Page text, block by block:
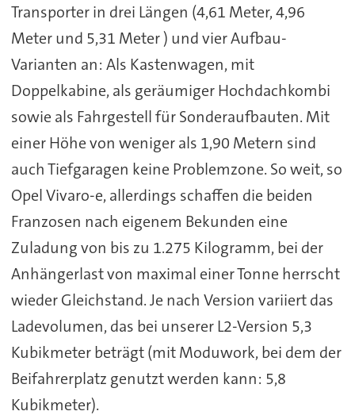
Transporter in drei Längen (4,61 Meter, 4,96
Meter und 5,31 Meter ) und vier Aufbau-
Varianten an: Als Kastenwagen, mit
Doppelkabine, als geräumiger Hochdachkombi
sowie als Fahrgestell für Sonderaufbauten. Mit
einer Höhe von weniger als 1,90 Metern sind
auch Tiefgaragen keine Problemzone. So weit, so
Opel Vivaro-e, allerdings schaffen die beiden
Franzosen nach eigenem Bekunden eine
Zuladung von bis zu 1.275 Kilogramm, bei der
Anhängerlast von maximal einer Tonne herrscht
wieder Gleichstand. Je nach Version variiert das
Ladevolumen, das bei unserer L2-Version 5,3
Kubikmeter beträgt (mit Moduwork, bei dem der
Beifahrerplatz genutzt werden kann: 5,8
Kubikmeter).